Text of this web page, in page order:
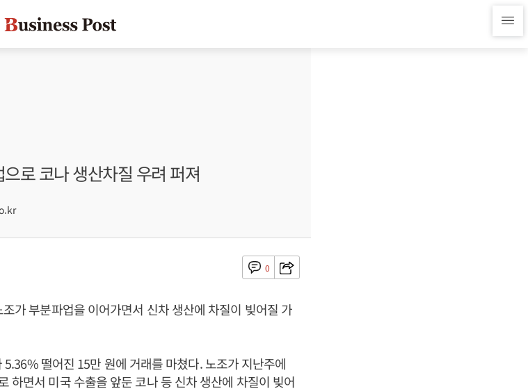
로 코나 생산차질 우려 퍼져
0
가 부분파업을 이어가면서 신차 생산에 차질이 빚어질 가
떨어진 15만 원에 거래를 마쳤다. 노조가 지난주에
하면서 미국 수출을 앞둔 코나 등 신차 생산에 차질이 빚어